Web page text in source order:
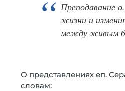
Преподавание
жизни и
между живым
О представлениях еп.
словам: